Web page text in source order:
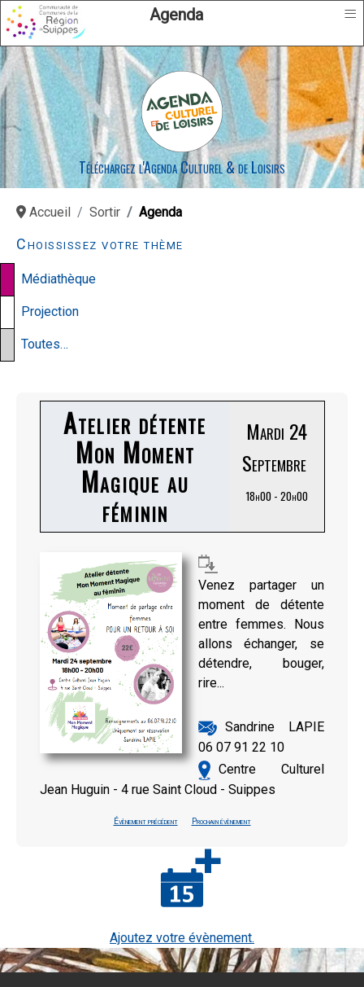
Agenda ≡
Téléchargez l'Agenda Culturel & de Loisirs
Accueil Sortir Agenda
Choississez votre thème
Médiathèque
Projection
Toutes…
Atelier détente
Mon Moment
Magique au
féminin
Mardi 24
Septembre
18h00 - 20h00
Venez partager un
moment de détente
entre femmes. Nous
allons échanger, se
détendre, bouger,
rire...
Sandrine LAPIE
06 07 91 22 10
Centre Culturel
Jean Huguin - 4 rue Saint Cloud - Suippes
Évènement précédent Prochain évènement
Ajoutez votre évènement.